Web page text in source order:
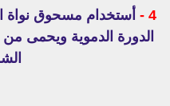
4 -
أستخدام مسحوق نواة
الدورة الدموية ويحمى